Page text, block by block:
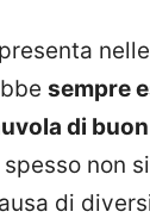
sempre
di
non
di